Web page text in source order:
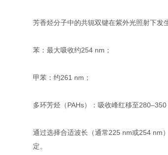
芳香烃分子中的共轭双键在紫外光照射下发
苯：最大吸收约254 nm；
甲苯：约261 nm；
多环芳烃（PAHs）：吸收峰红移至280–350
通过选择合适波长（通常225 nm或254 nm
定。